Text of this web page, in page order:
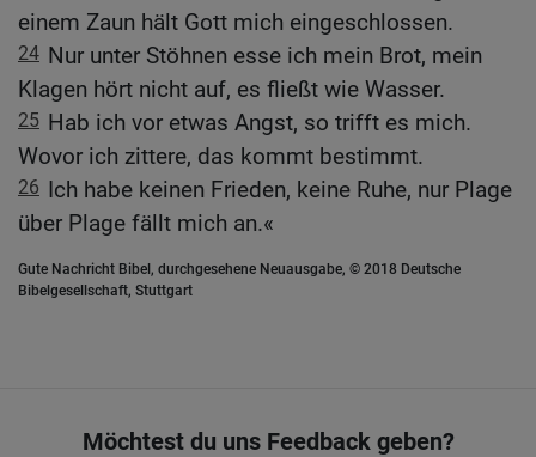
einem Zaun hält Gott mich eingeschlossen.
24 Nur unter Stöhnen esse ich mein Brot, mein
Klagen hört nicht auf, es fließt wie Wasser.
25 Hab ich vor etwas Angst, so trifft es mich.
Wovor ich zittere, das kommt bestimmt.
26 Ich habe keinen Frieden, keine Ruhe, nur Plage
über Plage fällt mich an.«
Gute Nachricht Bibel, durchgesehene Neuausgabe, © 2018 Deutsche
Bibelgesellschaft, Stuttgart
Möchtest du uns Feedback geben?